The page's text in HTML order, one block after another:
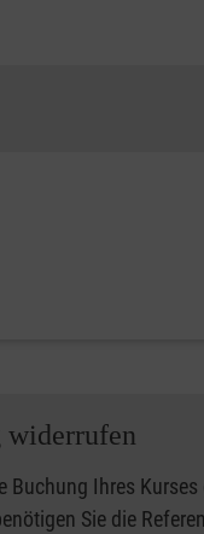
widerrufen
Buchung Ihres
Sie die